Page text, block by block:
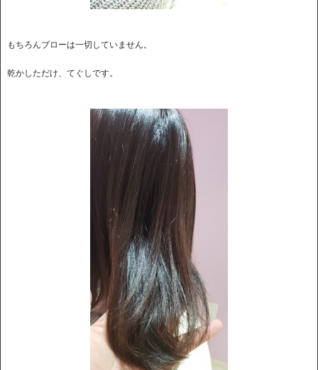
もちろんブローは一切していません。
乾かしただけ、てぐしです。